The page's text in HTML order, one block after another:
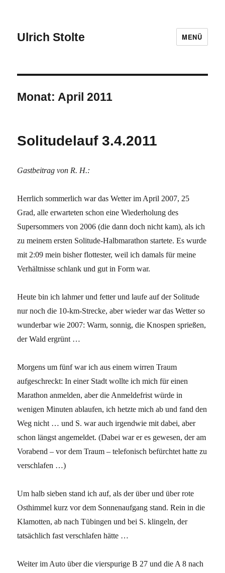
Ulrich Stolte MENÜ
Monat: April 2011
Solitudelauf 3.4.2011
Gastbeitrag von R. H.:
Herrlich sommerlich war das Wetter im April 2007, 25
Grad, alle erwarteten schon eine Wiederholung des
Supersommers von 2006 (die dann doch nicht kam), als ich
zu meinem ersten Solitude-Halbmarathon startete. Es wurde
mit 2:09 mein bisher flottester, weil ich damals für meine
Verhältnisse schlank und gut in Form war.
Heute bin ich lahmer und fetter und laufe auf der Solitude
nur noch die 10-km-Strecke, aber wieder war das Wetter so
wunderbar wie 2007: Warm, sonnig, die Knospen sprießen,
der Wald ergrünt …
Morgens um fünf war ich aus einem wirren Traum
aufgeschreckt: In einer Stadt wollte ich mich für einen
Marathon anmelden, aber die Anmeldefrist würde in
wenigen Minuten ablaufen, ich hetzte mich ab und fand den
Weg nicht … und S. war auch irgendwie mit dabei, aber
schon längst angemeldet. (Dabei war er es gewesen, der am
Vorabend – vor dem Traum – telefonisch befürchtet hatte zu
verschlafen …)
Um halb sieben stand ich auf, als der über und über rote
Osthimmel kurz vor dem Sonnenaufgang stand. Rein in die
Klamotten, ab nach Tübingen und bei S. klingeln, der
tatsächlich fast verschlafen hätte …
Weiter im Auto über die vierspurige B 27 und die A 8 nach